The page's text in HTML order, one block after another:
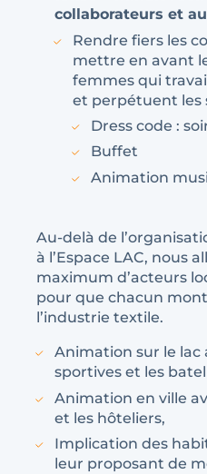
collaborateurs et
Rendre fiers les
mettre en avant
femmes qui
et perpétuent les
Dress code :
Buffet
Animation
Au-delà de
à l’Espace LAC, nous
maximum d’acteurs
pour que chacun
l’industrie textile.
Animation sur le lac
sportives et les
Animation en ville
et les hôteliers,
Implication des
leur proposant de